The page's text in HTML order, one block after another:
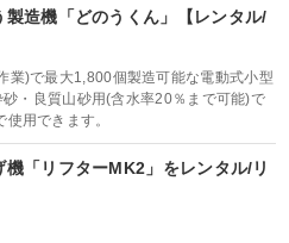
製造機「どのうくん」【レンタル/
業)で最大1,800個製造可能な電動式小型
・良質山砂用(含水率20％まで可能)で
用できます。
「リフターMK2」をレンタル/リ